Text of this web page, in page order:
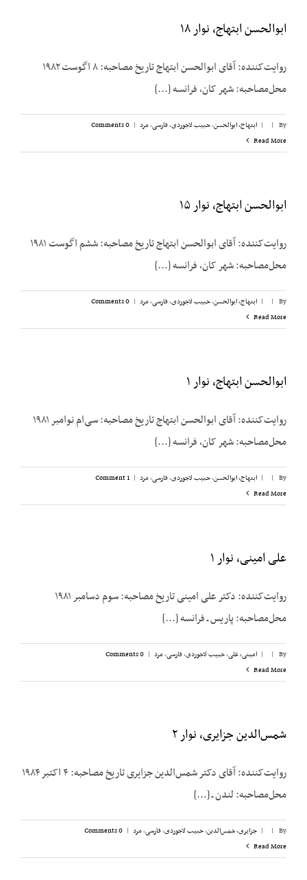
ابوالحسن ابتهاج، نوار ۱۸
روایت‌کننده: آقای ابوالحسن ابتهاج تاریخ مصاحبه: ۸ اگوست ۱۹۸۲
محل‌مصاحبه: شهر کان، فرانسه [...]
By
|
| ابتهاج، ابوالحسن,حبیب لاجوردی,فارسی,مرد |
0 Comments
Read More
ابوالحسن ابتهاج، نوار ۱۵
روایت‌کننده: آقای ابوالحسن ابتهاج تاریخ مصاحبه: ششم اگوست ۱۹۸۱
محل‌مصاحبه: شهر کان، فرانسه [...]
By
|
| ابتهاج، ابوالحسن,حبیب لاجوردی,فارسی,مرد |
0 Comments
Read More
ابوالحسن ابتهاج، نوار ۱
روایت‌کننده: آقای ابوالحسن ابتهاج تاریخ مصاحبه: سی‌ام نوامبر ۱۹۸۱
محل‌مصاحبه: شهر کان، فرانسه [...]
By
|
| ابتهاج، ابوالحسن,حبیب لاجوردی,فارسی,مرد |
1 Comment
Read More
علی امینی، نوار ۱
روایت‌کننده: دکتر علی امینی تاریخ مصاحبه: سوم دسامبر ۱۹۸۱
محل‌مصاحبه: پاریس ـ فرانسه [...]
By
|
| امینی، علی,حبیب لاجوردی,فارسی,مرد |
0 Comments
Read More
شمس‌الدین جزایری، نوار ۲
روایت‌کننده: آقای دکتر شمس‌الدین جزایری تاریخ مصاحبه: ۴ اکتبر ۱۹۸۴
محل‌مصاحبه: لندن ـ [...]
By
|
| جزایری، شمس‌الدین,حبیب لاجوردی,فارسی,مرد |
0 Comments
Read More